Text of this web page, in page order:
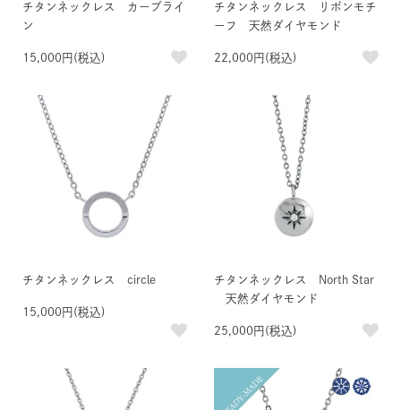
チタンネックレス カーブライ
ン
15,000円(税込)
チタンネックレス リボンモチ
ーフ 天然ダイヤモンド
22,000円(税込)
チタンネックレス circle
15,000円(税込)
チタンネックレス North Star
天然ダイヤモンド
25,000円(税込)